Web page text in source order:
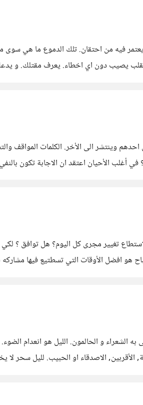
يعتمر فيه من احتقان. تلك الدموع ما
يصيب دون اي اخطاء. يعرف مقتلك. و
الى الأخر. الكلمات المواقف
الأحيان اعتقد ان الاجابة تكون
استنتاج و بالتالي همة و قرارا و اندفاع و عمل و من ثم حصد
به الشعراء و الحالمون. الليل هو انعدام
الأقربين, الاصدقاء او الحبيب. لليل